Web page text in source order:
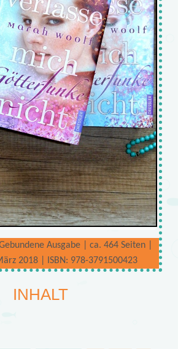
Ausgabe | ca. 464 Seiten |
2018 | ISBN: 978-3791500423
INHALT